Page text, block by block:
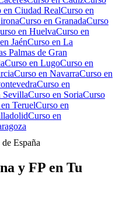
en Ciudad RealCurso en
Curso en GranadaCurso
en HuelvaCurso en
JaénCurso en La
Palmas de Gran
Curso en LugoCurso en
Curso en NavarraCurso en
Curso en
SevillaCurso en SoriaCurso
TeruelCurso en
Curso en
España
y FP en Tu